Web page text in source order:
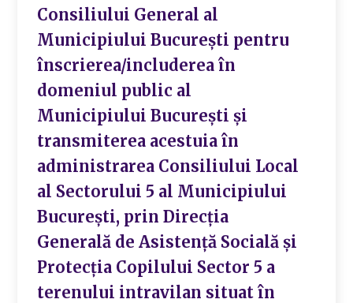
Consiliului General al
Municipiului București pentru
înscrierea/includerea în
domeniul public al
Municipiului București și
transmiterea acestuia în
administrarea Consiliului Local
al Sectorului 5 al Municipiului
București, prin Direcția
Generală de Asistență Socială și
Protecția Copilului Sector 5 a
terenului intravilan situat în